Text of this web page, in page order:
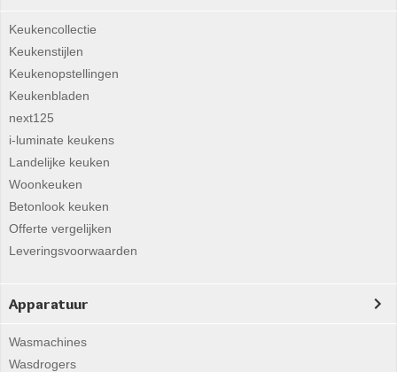
Keukencollectie
Keukenstijlen
Keukenopstellingen
Keukenbladen
next125
i-luminate keukens
Landelijke keuken
Woonkeuken
Betonlook keuken
Offerte vergelijken
Leveringsvoorwaarden
Apparatuur
Wasmachines
Wasdrogers